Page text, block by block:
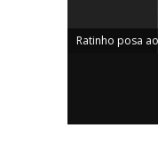
Ratinho posa